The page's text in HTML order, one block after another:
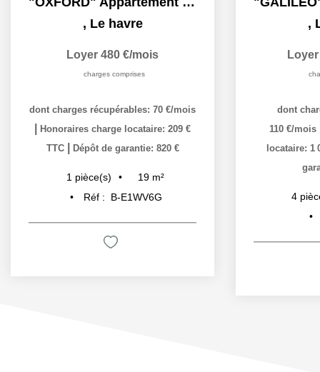
, Le havre
Loyer 480 €/mois
charges comprises
dont charges récupérables: 70 €/mois
Honoraires charge locataire: 209 €
TTC
Dépôt de garantie: 820 €
1 pièce(s) 19 m²
Réf :
B-E1WV6G
,
dont
110 €/mois
locataire: 1
4